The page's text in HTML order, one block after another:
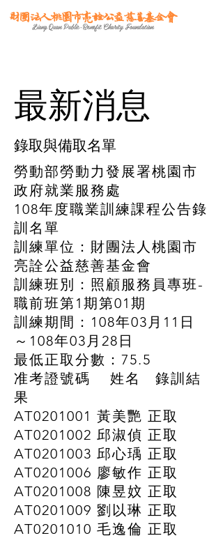
財團法人桃園市亮詮公益慈善基金會
Liang Quan Public-Benefit Charity Foundation
​最新消息
​錄取與備取名單
勞動部勞動力發展署桃園市
政府就業服務處
108年度職業訓練課程公告錄
訓名單
訓練單位：財團法人桃園市
亮詮公益慈善基金會
訓練班別：照顧服務員專班-
職前班第1期第01期
訓練期間：108年03月11日
～108年03月28日
最低正取分數：75.5
准考證號碼 姓名 錄訓結
果
AT0201001 黃美艷 正取
AT0201002 邱淑偵 正取
AT0201003 邱心瑀 正取
AT0201006 廖敏作 正取
AT0201008 陳昱妏 正取
AT0201009 劉以琳 正取
AT0201010 毛逸倫 正取